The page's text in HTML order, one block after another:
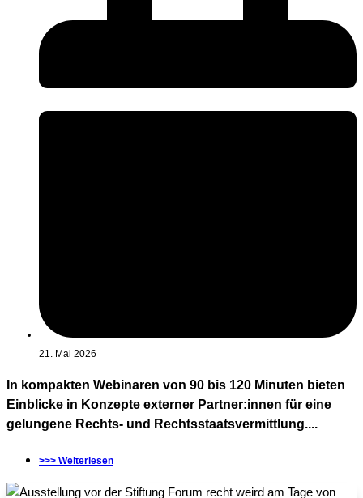
21. Mai 2026
In kompakten Webinaren von 90 bis 120 Minuten bieten
Einblicke in Konzepte externer Partner:innen für eine
gelungene Rechts- und Rechtsstaatsvermittlung....
>>> Weiterlesen